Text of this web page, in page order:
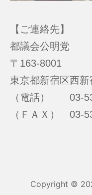
【ご連絡先】
都議会公明党
〒163-8001
東京都新宿区西新
（電話） 03-
（ＦＡＸ） 03-
Copyright ©